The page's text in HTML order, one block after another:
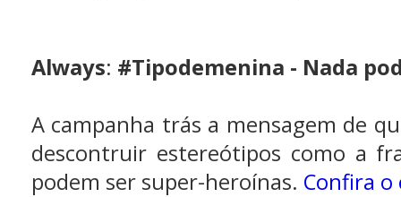
Always: #Tipodemenina - Nada
A campanha trás a mensagem de
descontruir estereótipos como a
podem ser super-heroínas. Confira o